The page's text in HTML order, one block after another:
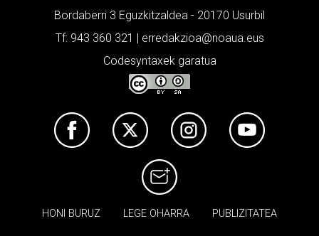
Bordaberri 3 Eguzkitzaldea - 20170 Usurbil
Tf: 943 360 321 | erredakzioa@noaua.eus
Codesyntaxek garatua
HONI BURUZ LEGE OHARRA PUBLIZITATEA